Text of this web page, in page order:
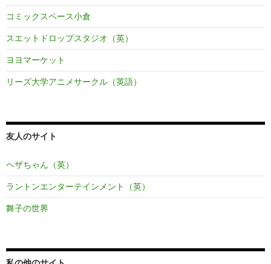
コミックスペース小倉
スエットドロップスタジオ（英）
ヨヨマーケット
リーズ大学アニメサークル（英語）
友人のサイト
ヘザちゃん（英）
ラントンエンターテインメント（英）
舞子の世界